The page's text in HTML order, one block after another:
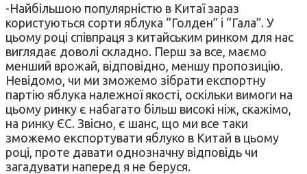
-Найбільшою популярністю в Китаї зараз
користуються сорти яблука “Голден” і “Гала”. У
цьому році співпраця з китайським ринком для нас
виглядає доволі складно. Перш за все, маємо
менший врожай, відповідно, меншу пропозицію.
Невідомо, чи ми зможемо зібрати експортну
партію яблука належної якості, оскільки вимоги на
цьому ринку є набагато більш високі ніж, скажімо,
на ринку ЄС. Звісно, є шанс, що ми все таки
зможемо експортувати яблуко в Китай в цьому
році, проте давати однозначну відповідь чи
загадувати наперед я не беруся.